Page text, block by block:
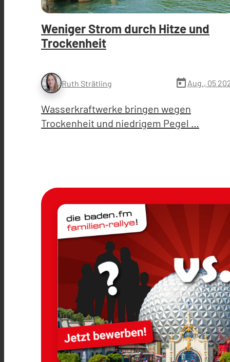
Weniger Strom durch Hitze und
Trockenheit
Ruth Strätling today Aug., 05
Wasserkraftwerke bringen wegen
Trockenheit und niedrigem Pegel …